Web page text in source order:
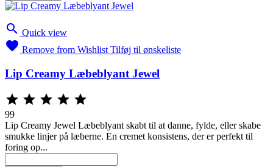
 Quick view
 Remove from Wishlist Tilføj til ønskeliste
Lip Creamy Læbeblyant Jewel
    
99
Lip Creamy Jewel Læbeblyant skabt til at danne, fylde, eller skabe
smukke linjer på læberne. En cremet konsistens, der er perfekt til
foring op...